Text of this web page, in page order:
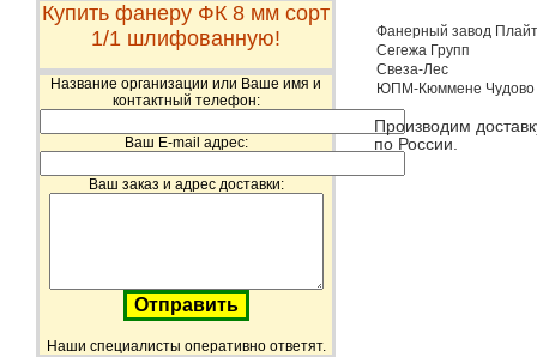
Купить фанеру ФК 8 мм сорт
1/1 шлифованную!
Название организации или Ваше имя и
контактный телефон:
Ваш E-mail адрес:
Ваш заказ и адрес доставки:
Наши специалисты оперативно ответят.
Фанерный завод
Сегежа Групп
Свеза-Лес
ЮПМ-Кюммене Чудово
Производим
по России.